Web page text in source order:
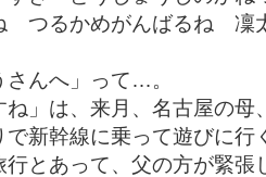
つるかめがんばるね 凜
さんへ」って…。
ね」は、来月、名古屋の
新幹線に乗って遊びに行
とあって、父の方が緊張